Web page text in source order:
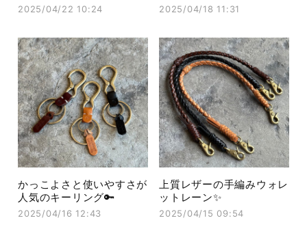
2025/04/22 10:24 2025/04/18 11:31
かっこよさと使いやすさが
人気のキーリング🔑
2025/04/16 12:43
上質レザーの手編みウォレ
ットレーン✨
2025/04/15 09:54